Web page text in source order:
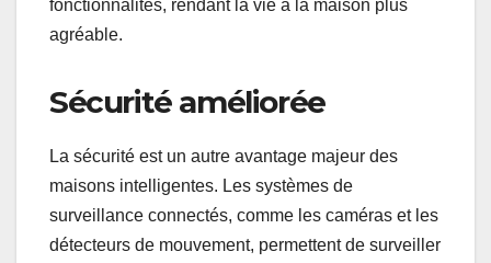
fonctionnalités, rendant la vie à la maison plus
agréable.
Sécurité améliorée
La sécurité est un autre avantage majeur des
maisons intelligentes. Les systèmes de
surveillance connectés, comme les caméras et les
détecteurs de mouvement, permettent de surveiller